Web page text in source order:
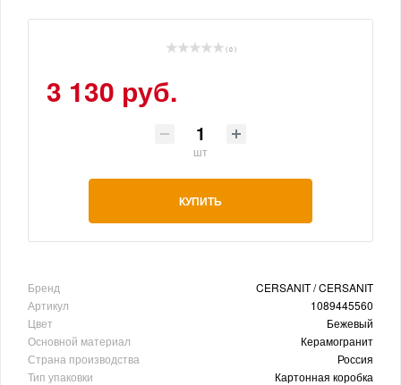
( 0 )
3 130 руб.
шт
КУПИТЬ
Бренд
CERSANIT / CERSANIT
Артикул
1089445560
Цвет
Бежевый
Основной материал
Керамогранит
Страна производства
Россия
Тип упаковки
Картонная коробка